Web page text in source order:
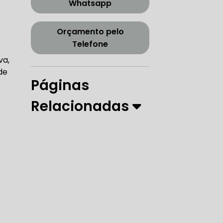
CORREIA DENTADA TENSOR
DENTADA ZONA SUL
Whatsapp
Orçamento pelo
Telefone
Páginas
Relacionadas